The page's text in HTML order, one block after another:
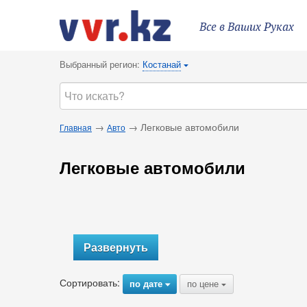
Все в Ваших Руках
Выбранный регион: Костанай {
Главная → Авто → Легковые автомобили
Легковые автомобили
Развернуть
Сортировать: по дате{ по цене {